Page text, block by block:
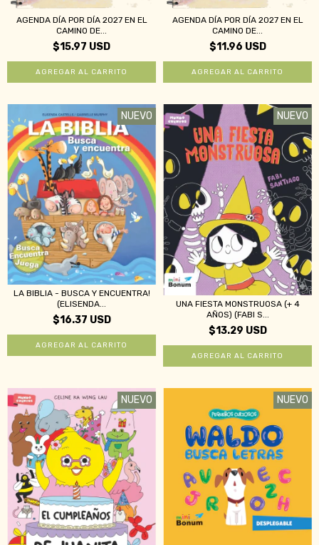
AGENDA DÍA POR DÍA 2027 EN EL
CAMINO DE...
$15.97 USD
AGENDA DÍA POR DÍA 2027 EN EL
CAMINO DE...
$11.96 USD
NUEVO
LA BIBLIA - BUSCA Y ENCUENTRA!
(ELISENDA...
$16.37 USD
NUEVO
UNA FIESTA MONSTRUOSA (+ 4
AÑOS) (FABI S...
$13.29 USD
NUEVO NUEVO